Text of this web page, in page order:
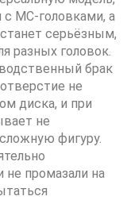
с МС-головками, а
серьёзным,
разных головок.
брак
не
диска, и при
не
фигуру.
не промазали на